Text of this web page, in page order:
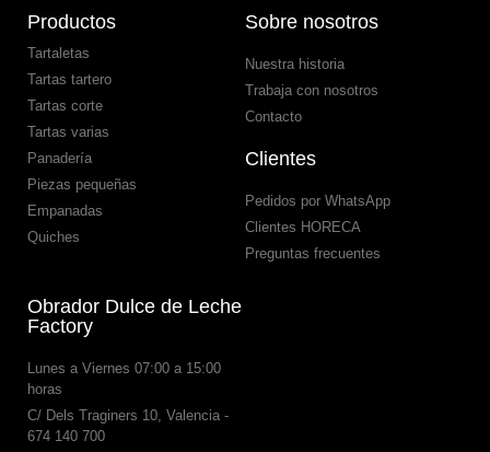
Productos
Tartaletas
Tartas tartero
Tartas corte
Tartas varias
Panadería
Piezas pequeñas
Empanadas
Quiches
Sobre nosotros
Nuestra historia
Trabaja con nosotros
Contacto
Clientes
Pedidos por WhatsApp
Clientes HORECA
Preguntas frecuentes
Obrador Dulce de Leche
Factory
Lunes a Viernes 07:00 a 15:00
horas
C/ Dels Traginers 10, Valencia -
674 140 700